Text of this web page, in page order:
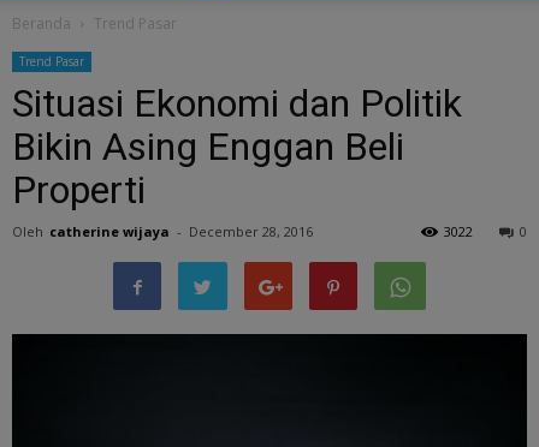
Beranda Trend Pasar
Trend Pasar
Situasi Ekonomi dan Politik
Bikin Asing Enggan Beli
Properti
Oleh catherine wijaya - December 28, 2016 0
3022